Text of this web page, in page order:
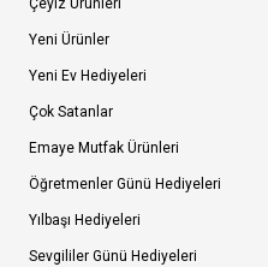
Çeyiz Ürünleri
Yeni Ürünler
Yeni Ev Hediyeleri
Çok Satanlar
Emaye Mutfak Ürünleri
Öğretmenler Günü Hediyeleri
Yılbaşı Hediyeleri
Sevgililer Günü Hediyeleri